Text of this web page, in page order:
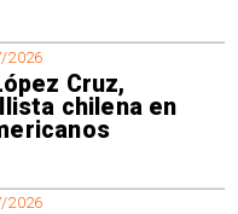
2026
Cruz,
chilena en
2026